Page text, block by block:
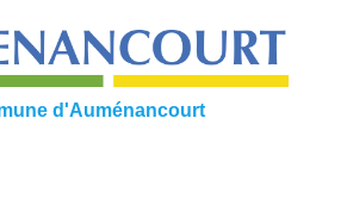
d'Auménancourt